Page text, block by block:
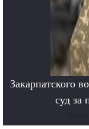
Закарпатского
суд